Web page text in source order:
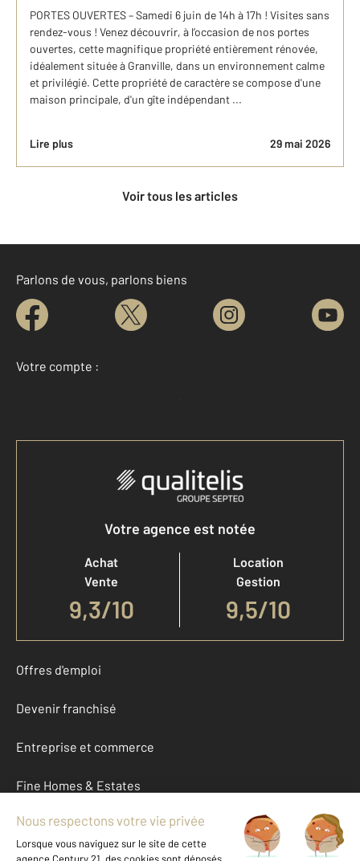
PORTES OUVERTES – Samedi 6 juin de 14h à 17h ! Visites sans
rendez-vous ! Venez découvrir, à l’occasion de nos portes
ouvertes, cette magnifique propriété entièrement rénovée,
idéalement située à Granville, dans un environnement calme
et privilégié. Cette propriété de caractère se compose d'une
maison principale, d'un gîte indépendant ...
Lire plus 29 mai 2026
Voir tous les articles
Parlons de vous, parlons biens
Votre compte :
Accéder à mon compte
Votre agence est notée
Achat
Vente
9,3/10
Location
Gestion
9,5/10
Offres d'emploi
Devenir franchisé
Entreprise et commerce
Fine Homes & Estates
À propos